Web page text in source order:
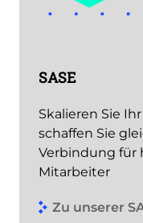
SASE
Skalieren Sie
schaffen Sie
Verbindung für
Mitarbeiter
Zu unserer